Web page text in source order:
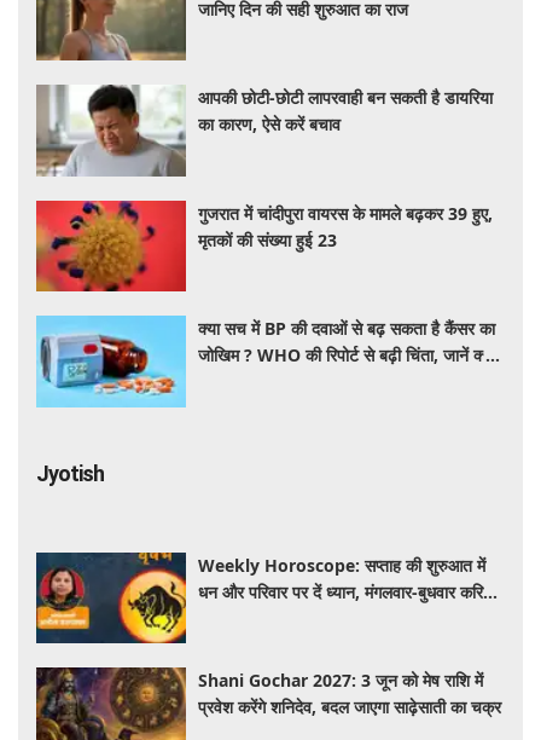
जानिए दिन की सही शुरुआत का राज
आपकी छोटी-छोटी लापरवाही बन सकती है डायरिया
का कारण, ऐसे करें बचाव
गुजरात में चांदीपुरा वायरस के मामले बढ़कर 39 हुए,
मृतकों की संख्या हुई 23
क्या सच में BP की दवाओं से बढ़ सकता है कैंसर का
जोखिम ? WHO की रिपोर्ट से बढ़ी चिंता, जानें क्या
Jyotish
Weekly Horoscope: सप्ताह की शुरुआत में
धन और परिवार पर दें ध्यान, मंगलवार-बुधवार करियर
Shani Gochar 2027: 3 जून को मेष राशि में
प्रवेश करेंगे शनिदेव, बदल जाएगा साढ़ेसाती का चक्र